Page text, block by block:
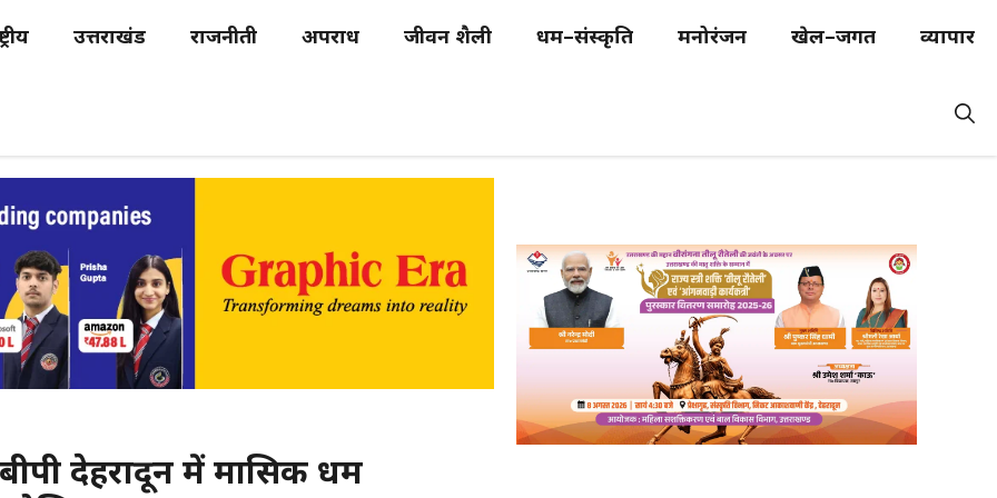
उत्तराखंड राजनीती अपराध जीवन शैली धर्म–संस्कृति मनोरंजन खेल–जगत व्यापार
देहरादून में मासिक धर्म